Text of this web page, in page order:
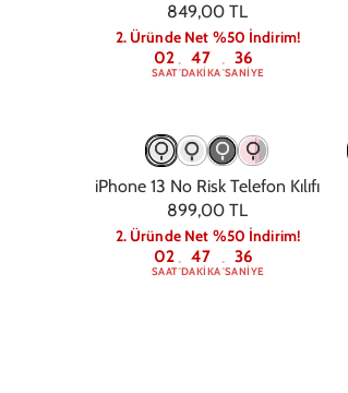
849,00 TL
2. Üründe Net %50 İndirim!
02
SAAT: 47
DAKIKA: 36
SANIYE
iPhone 13 No Risk Telefon Kılıfı
899,00 TL
2. Üründe Net %50 İndirim!
02
SAAT: 47
DAKIKA: 36
SANIYE